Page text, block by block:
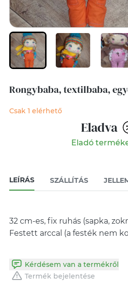
Rongybaba, textilbaba,
Csak 1 elérhető
Eladva
Eladó
LEÍRÁS SZÁLLÍTÁS
32 cm-es, fix ruhás (sapka,
Festett arccal (a festék nem
Kérdésem van a termékről
Termék bejelentése